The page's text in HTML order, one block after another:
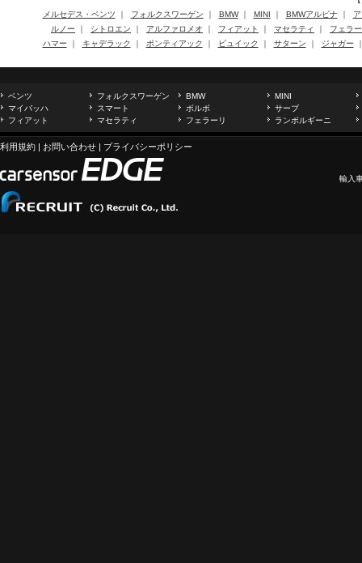
メルセデス・ベンツ ｜ フォルクスワーゲン ｜ BMW｜ MINI ｜ BMWアルピナ ｜
ルノー ｜ シトロエン ｜ アルファロメオ ｜ フィアット ｜ マセラティ ｜ フェラ
ハマー ｜ キャデラック ｜ ポンティアック ｜ ビュイック ｜ サターン ｜ ジャガー
ベンツ フォルクスワーゲン BMW
MINI
マイバッハ
スマート ボルボ
サーブ
フィアット
マセラティ フェラーリ ランボルギーニ
利用規約 | お問い合わせ | プライバシーポリシー
輸入